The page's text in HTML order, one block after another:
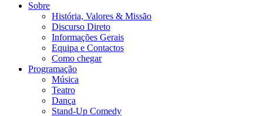
Sobre
História, Valores & Missão
Discurso Direto
Informações Gerais
Equipa e Contactos
Como chegar
Programação
Música
Teatro
Dança
Stand-Up Comedy